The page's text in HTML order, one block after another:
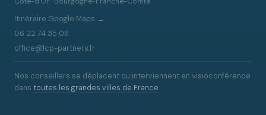
Itinéraire Google Maps →
06 22 74 35 06
office@lcp-partners.fr
Nos conseillers se déplacent ou interviennent en visioconférence
dans toutes les grandes villes de France.